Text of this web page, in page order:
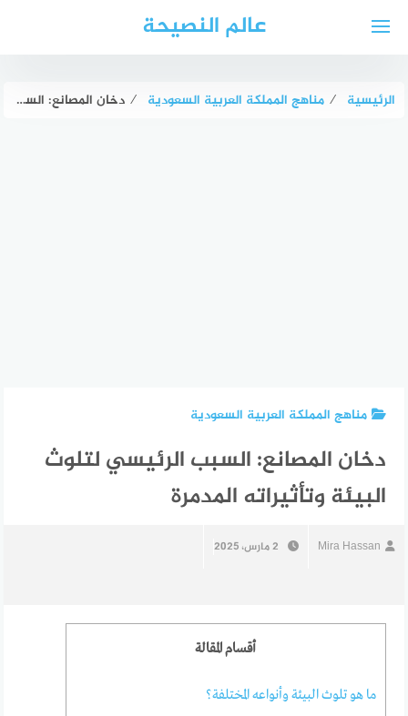
عالم النصيحة
الرئيسية ⁄ مناهج المملكة العربية السعودية ⁄ دخان المصانع: السبب الرئيسي لتلوث البيئة وتأثيراته المدمرة
مناهج المملكة العربية السعودية
دخان المصانع: السبب الرئيسي لتلوث
البيئة وتأثيراته المدمرة
Mira Hassan 2 مارس، 2025
أقسام المقالة
ما هو تلوث البيئة وأنواعه المختلفة؟